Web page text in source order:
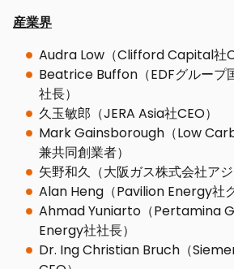
産業界
Audra Low（Clifford Capital社
Beatrice Buffon（EDFグループ
社長）
久玉敏郎（JERA Asia社CEO）
Mark Gainsborough（Low
兼共同創業者）
矢野和久（大阪ガス株式会社アジ
Alan Heng（Pavilion Energy社グ
Ahmad Yuniarto（Pertamina
Energy社社長）
Dr. Ing Christian Bruch（